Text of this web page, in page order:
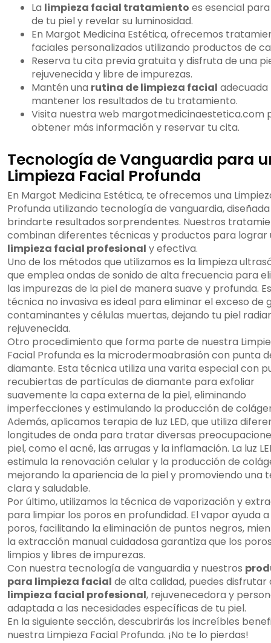
La limpieza facial tratamiento es esencial
de tu piel y revelar su luminosidad.
En Margot Medicina Estética, ofrecemos
faciales personalizados utilizando productos de
Reserva tu cita previa gratuita y disfruta de una
rejuvenecida y libre de impurezas.
Mantén una rutina de limpieza facial
mantener los resultados de tu tratamiento.
Visita nuestra web margotmedicinaestetica.com
obtener más información y reservar tu cita.
Tecnología de Vanguardia para
Limpieza Facial Profunda
En Margot Medicina Estética, te ofrecemos una
Profunda utilizando tecnología de vanguardia,
brindarte resultados sorprendentes. Nuestros
combinan diferentes técnicas y productos para lograr
limpieza facial profesional y efectiva.
Uno de los métodos que utilizamos es la limpieza
que emplea ondas de sonido de alta frecuencia para
las impurezas de la piel de manera suave y profunda.
técnica no invasiva es ideal para eliminar el exceso de
contaminantes y células muertas, dejando tu piel
rejuvenecida.
Otro procedimiento que forma parte de nuestra
Facial Profunda es la microdermoabrasión con punta
diamante. Esta técnica utiliza una varita especial con
recubiertas de partículas de diamante para exfoliar
suavemente la capa externa de la piel, eliminando
imperfecciones y estimulando la producción de
Además, aplicamos terapia de luz LED, que utiliza
longitudes de onda para tratar diversas
piel, como el acné, las arrugas y la inflamación. La luz
estimula la renovación celular y la producción de
mejorando la apariencia de la piel y promoviendo una
clara y saludable.
Por último, utilizamos la técnica de vaporización y
para limpiar los poros en profundidad. El vapor ayuda
poros, facilitando la eliminación de puntos negros,
la extracción manual cuidadosa garantiza que los
limpios y libres de impurezas.
Con nuestra tecnología de vanguardia y nuestros
para limpieza facial de alta calidad, puedes disfrutar
limpieza facial profesional, rejuvenecedora y
adaptada a las necesidades específicas de tu piel.
En la siguiente sección, descubrirás los increíbles
nuestra Limpieza Facial Profunda. ¡No te lo pierdas!